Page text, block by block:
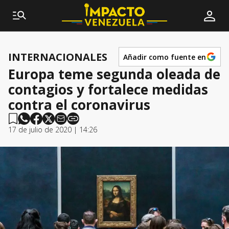
INTERNACIONALES Añadir como fuente en
Europa teme segunda oleada de
contagios y fortalece medidas
contra el coronavirus
17 de julio de 2020 | 14:26